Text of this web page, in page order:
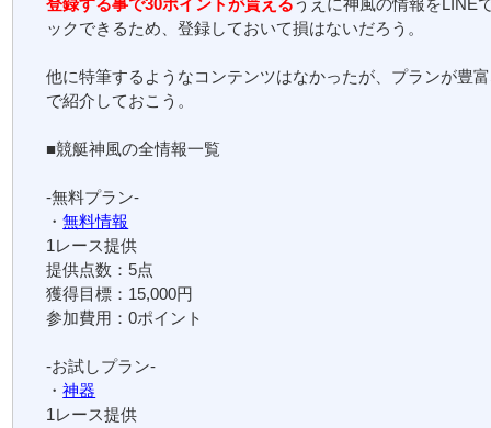
登録する事で30ポイントが貰えるうえに神風の情報をLINE
ックできるため、登録しておいて損はないだろう。
他に特筆するようなコンテンツはなかったが、プランが豊
で紹介しておこう。
■競艇神風の全情報一覧
-無料プラン-
・無料情報
1レース提供
提供点数：5点
獲得目標：15,000円
参加費用：0ポイント
-お試しプラン-
・神器
1レース提供